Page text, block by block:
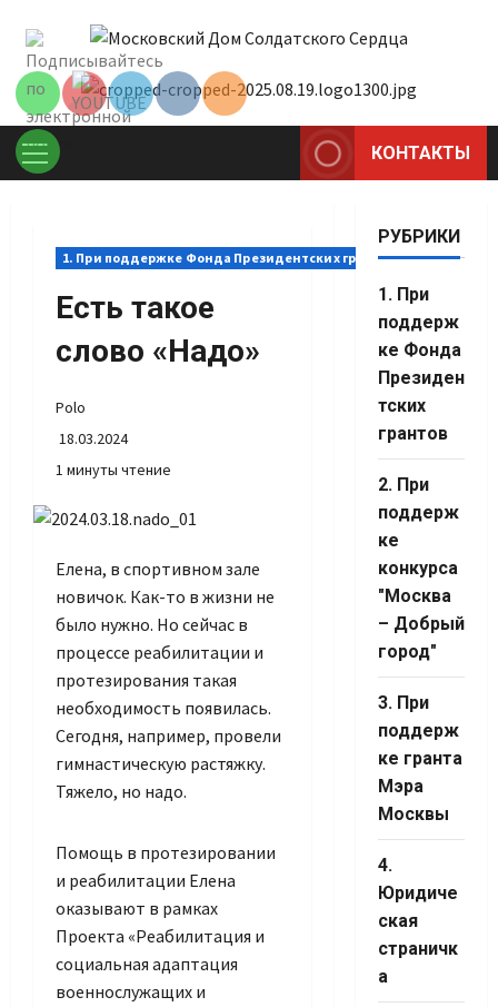
содержимому
Основное
КОНТАКТЫ
1. При поддержке Фонда Президентских грантов
Есть такое
слово «Надо»
Polo
18.03.2024
1 минуты чтение
Елена, в спортивном зале
новичок. Как-то в жизни не
было нужно. Но сейчас в
процессе реабилитации и
протезирования такая
необходимость появилась.
Сегодня, например, провели
гимнастическую растяжку.
Тяжело, но надо.
Помощь в протезировании
и реабилитации Елена
оказывают в рамках
Проекта «Реабилитация и
социальная адаптация
военнослужащих и
РУБРИКИ
1. При
поддерж
ке Фонда
Президен
тских
грантов
2. При
поддерж
ке
конкурса
"Москва
– Добрый
город"
3. При
поддерж
ке гранта
Мэра
Москвы
4.
Юридиче
ская
страничк
а
Set Youtube
Channel ID